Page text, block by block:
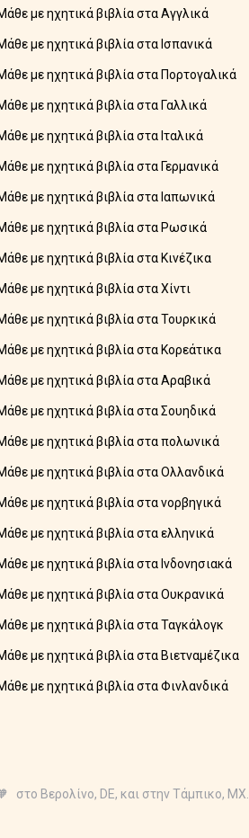
με ηχητικά βιβλία στα Αγγλικά
με ηχητικά βιβλία στα Ισπανικά
με ηχητικά βιβλία στα Πορτογαλικά
με ηχητικά βιβλία στα Γαλλικά
με ηχητικά βιβλία στα Ιταλικά
με ηχητικά βιβλία στα Γερμανικά
με ηχητικά βιβλία στα Ιαπωνικά
με ηχητικά βιβλία στα Ρωσικά
με ηχητικά βιβλία στα Κινέζικα
με ηχητικά βιβλία στα Χίντι
με ηχητικά βιβλία στα Τουρκικά
με ηχητικά βιβλία στα Κορεάτικα
με ηχητικά βιβλία στα Αραβικά
με ηχητικά βιβλία στα Σουηδικά
με ηχητικά βιβλία στα πολωνικά
με ηχητικά βιβλία στα Ολλανδικά
με ηχητικά βιβλία στα νορβηγικά
με ηχητικά βιβλία στα ελληνικά
με ηχητικά βιβλία στα Ινδονησιακά
με ηχητικά βιβλία στα Ουκρανικά
με ηχητικά βιβλία στα Ταγκάλογκ
με ηχητικά βιβλία στα Βιετναμέζικα
με ηχητικά βιβλία στα Φινλανδικά
στο Βερολίνο, DE, και στην Τάμπικο, MX.